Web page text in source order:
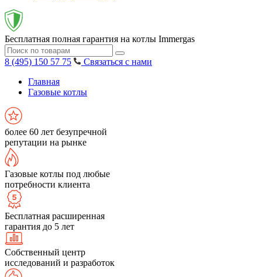
Бесплатная полная гарантия на котлы Immergas
8 (495) 150 57 75
Связаться с нами
Главная
Газовые котлы
более 60 лет безупречной
репутации на рынке
Газовые котлы под любые
потребности клиента
Бесплатная расширенная
гарантия до 5 лет
Собственный центр
исследований и разработок